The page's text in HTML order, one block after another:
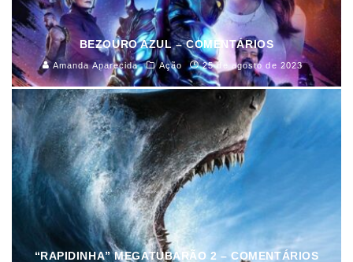
BEZOURO AZUL – COMENTÁRIOS
Amanda Aparecida Ação 25 de agosto de 2023
“RAPIDINHA” MEGATUBARÃO 2 – COMENTÁRIOS